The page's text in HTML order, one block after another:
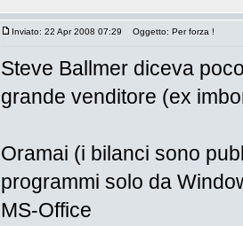
Inviato: 22 Apr 2008 07:29 Oggetto: Per forza !
Steve Ballmer diceva
grande venditore (ex
Oramai (i bilanci sono
programmi solo da
MS-Office